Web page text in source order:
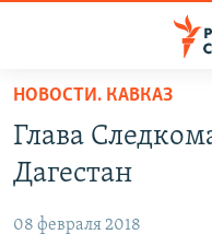
упрощенного
доступа
Вернуться
основному
ЦИТАТЫ СВОБОДЫ
НОВОСТИ. КАВКАЗ
Глава
Дагестан
08 февраля 2018